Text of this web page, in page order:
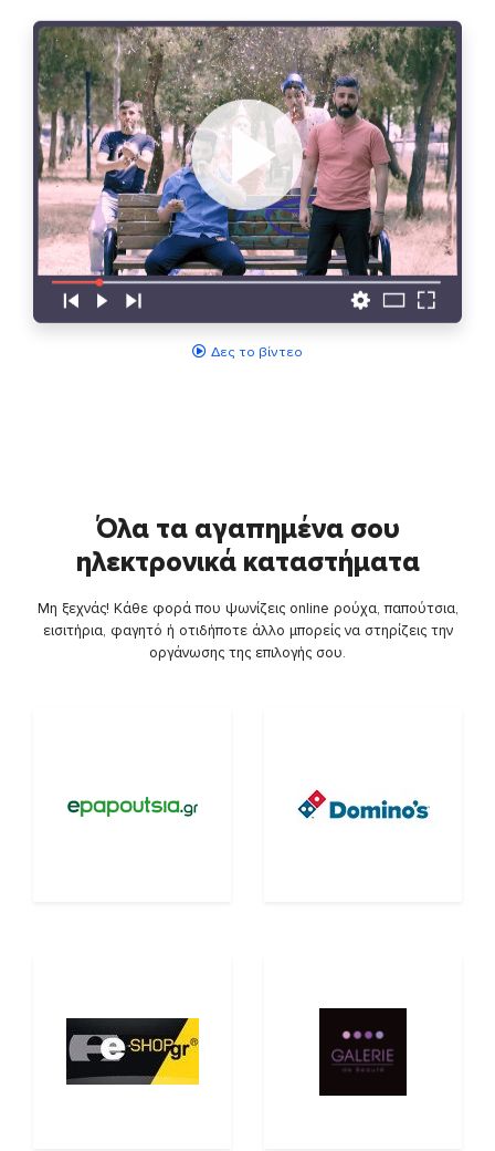
Δες το βίντεο
Όλα τα αγαπημένα σου
ηλεκτρονικά καταστήματα
Μη ξεχνάς! Κάθε φορά που ψωνίζεις online ρούχα, παπούτσια,
εισιτήρια, φαγητό ή οτιδήποτε άλλο μπορείς να στηρίζεις την
οργάνωσης της επιλογής σου.